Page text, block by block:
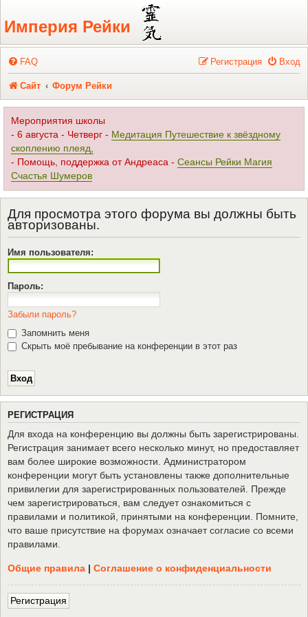
Регистрация
Империя Рейки
FAQ Вход
Регистрация
Сайт Форум Рейки
Мероприятия школы
- 6 августа - Четверг - Медитация Путешествие к звёздному
скоплению плеяд,
- Помощь, поддержка от Андреаса - Сеансы Рейки Магия
Счастья Шумеров
Для просмотра этого форума вы должны быть
авторизованы.
Имя пользователя:
Пароль:
Забыли пароль?
Запомнить меня
Скрыть моё пребывание на конференции в этот раз
РЕГИСТРАЦИЯ
Для входа на конференцию вы должны быть зарегистрированы.
Регистрация занимает всего несколько минут, но предоставляет
вам более широкие возможности. Администратором
конференции могут быть установлены также дополнительные
привилегии для зарегистрированных пользователей. Прежде
чем зарегистрироваться, вам следует ознакомиться с
правилами и политикой, принятыми на конференции. Помните,
что ваше присутствие на форумах означает согласие со всеми
правилами.
Общие правила | Соглашение о конфиденциальности
Регистрация